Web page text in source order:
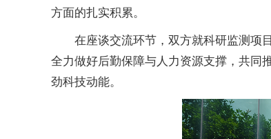
方面的扎实积累。
在座谈交流环节，双方就科研监测项
全力做好后勤保障与人力资源支撑，共同
劲科技动能。